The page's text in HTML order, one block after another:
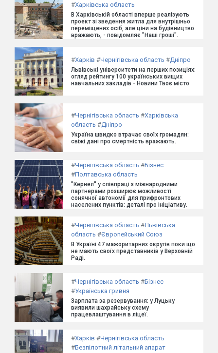
#Харківська область
В Харківській області вперше реалізують
проект зі зведення житла для внутрішньо
переміщених осіб, але ціни на будівництво
вражають, - повідомляє "Наші гроші".
#Харків #Чернігівська область #Дніпро
Львівські університети на перших позиціях:
огляд рейтингу 100 українських вищих
навчальних закладів - Новини Твоє місто
#Чернігівська область #Харківська
область #Дніпро
Україна швидко втрачає своїх громадян:
свіжі дані про смертність вражають.
#Чернігівська область #Бізнес
#Полтавська область
"Кернел" у співпраці з міжнародними
партнерами розширює можливості
сонячної автономії для прифронтових
населених пунктів: деталі про ініціативу.
#Чернігівська область #Львівська
область #Європейський Союз
В Україні 47 мажоритарних округів поки що
не мають своїх представників у Верховній
Раді.
#Чернігівська область #Бізнес
#Українська гривня
Зарплата за резервування: у Луцьку
виявили шахрайську схему
працевлаштування в ліцеї.
#Харків #Чернігівська область
#Безпілотний літальний апарат